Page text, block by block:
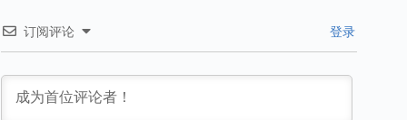
订阅评论 登录